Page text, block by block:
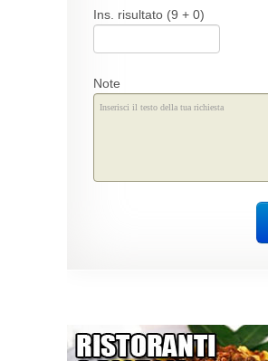
Ins. risultato (9 + 0)
Note